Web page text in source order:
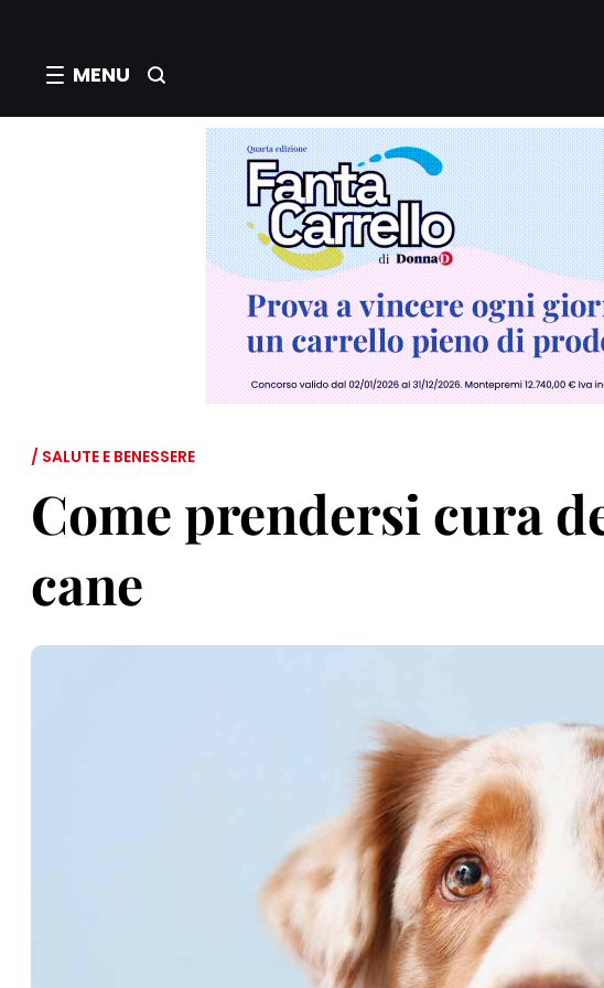
MENU
/ SALUTE E BENESSERE
Come prendersi cura
cane